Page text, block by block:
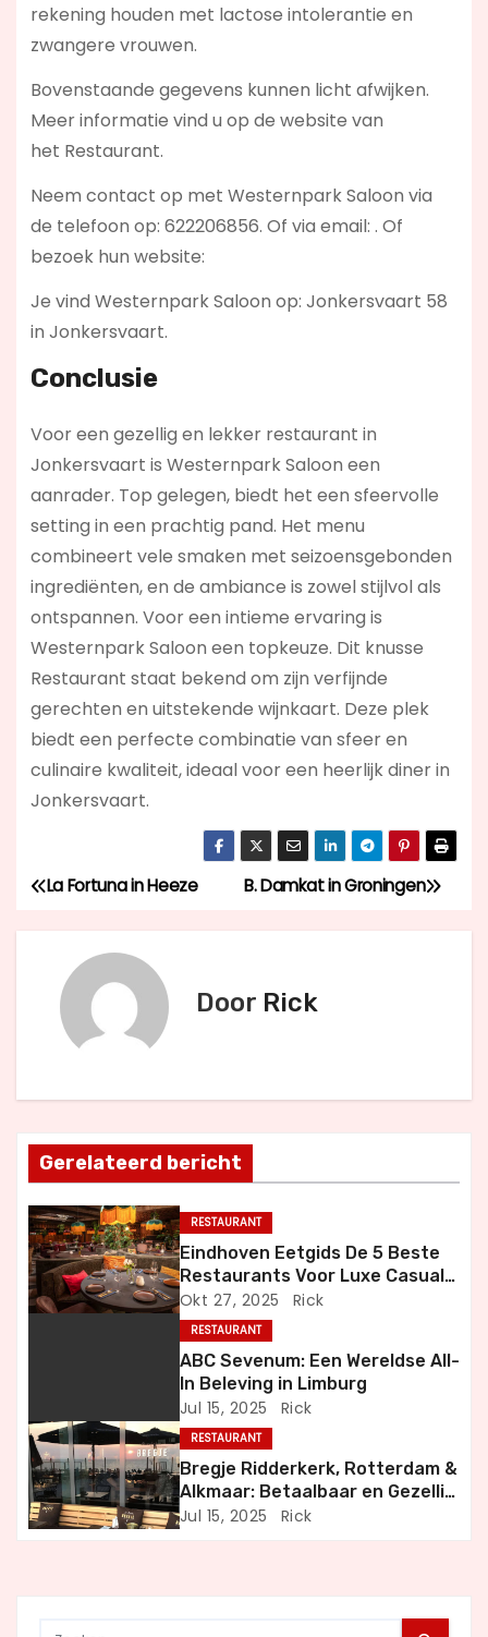
rekening houden met lactose intolerantie en
zwangere vrouwen.
Bovenstaande gegevens kunnen licht afwijken.
Meer informatie vind u op de website van
het Restaurant.
Neem contact op met Westernpark Saloon via
de telefoon op: 622206856. Of via email: . Of
bezoek hun website:
Je vind Westernpark Saloon op: Jonkersvaart 58
in Jonkersvaart.
Conclusie
Voor een gezellig en lekker restaurant in
Jonkersvaart is Westernpark Saloon een
aanrader. Top gelegen, biedt het een sfeervolle
setting in een prachtig pand. Het menu
combineert vele smaken met seizoensgebonden
ingrediënten, en de ambiance is zowel stijlvol als
ontspannen. Voor een intieme ervaring is
Westernpark Saloon een topkeuze. Dit knusse
Restaurant staat bekend om zijn verfijnde
gerechten en uitstekende wijnkaart. Deze plek
biedt een perfecte combinatie van sfeer en
culinaire kwaliteit, ideaal voor een heerlijk diner in
Jonkersvaart.
B
e
t
n
a
v
a
t
i
B. Damkat in Groningen
La Fortuna in Heeze
Door Rick
Gerelateerd bericht
RESTAURANT
Eindhoven Eetgids De 5 Beste
Restaurants Voor Luxe Casual
en Bijzondere Momenten
Okt 27, 2025 Rick
RESTAURANT
ABC Sevenum: Een Wereldse All-
In Beleving in Limburg
Jul 15, 2025 Rick
RESTAURANT
Bregje Ridderkerk, Rotterdam &
Alkmaar: Betaalbaar en Gezellig
Uit Eten
Jul 15, 2025 Rick